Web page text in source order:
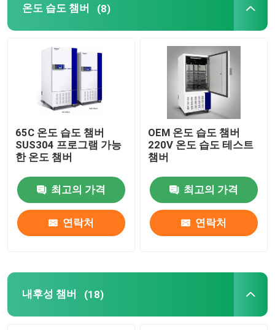
온도 습도 챔버 (8)
65C 온도 습도 챔버
SUS304 프로그램 가능
한 온도 챔버
최고의 가격
연락처
OEM 온도 습도 챔버
220V 온도 습도 테스트
챔버
최고의 가격
연락처
내후성 챔버 (18)